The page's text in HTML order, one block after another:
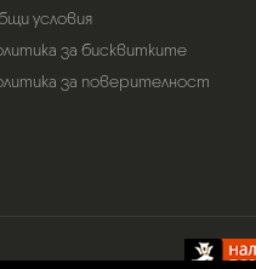
условия
за бисквитките
за поверителност